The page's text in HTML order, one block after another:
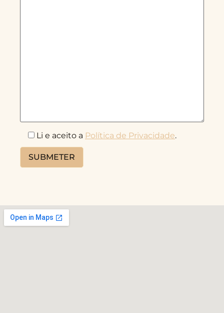
Li e aceito a Política de Privacidade.